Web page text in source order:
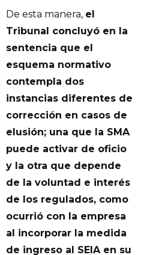
De esta manera, el
Tribunal concluyó en la
sentencia que el
esquema normativo
contempla dos
instancias diferentes de
corrección en casos de
elusión; una que la SMA
puede activar de oficio
y la otra que depende
de la voluntad e interés
de los regulados, como
ocurrió con la empresa
al incorporar la medida
de ingreso al SEIA en su